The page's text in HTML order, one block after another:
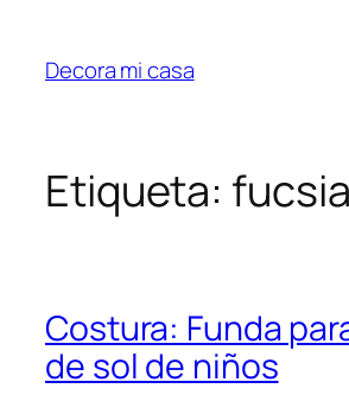
contenido
Decora mi casa
Etiqueta: fucsia
Costura: Funda
de sol de niños